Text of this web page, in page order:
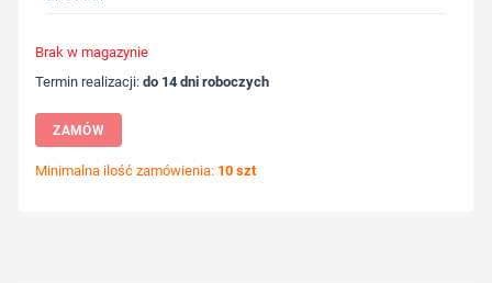
Brak w magazynie
Termin realizacji:do 14 dni roboczych
ZAMÓW
Minimalna ilość zamówienia: 10 szt